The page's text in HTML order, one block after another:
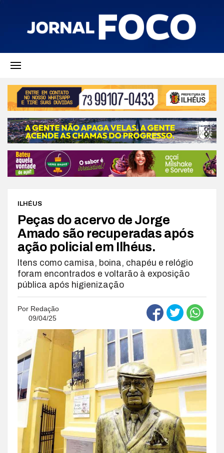
ILHÉUS
Peças do acervo de Jorge
Amado são recuperadas após
ação policial em Ilhéus.
Itens como camisa, boina, chapéu e relógio
foram encontrados e voltarão à exposição
pública após higienização
Por Redação
09/04/25